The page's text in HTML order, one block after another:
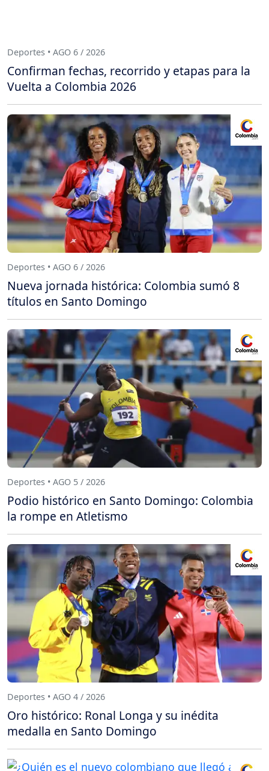
Deportes • AGO 6 / 2026
Confirman fechas, recorrido y etapas para la
Vuelta a Colombia 2026
Deportes • AGO 6 / 2026
Nueva jornada histórica: Colombia sumó 8
títulos en Santo Domingo
Deportes • AGO 5 / 2026
Podio histórico en Santo Domingo: Colombia
la rompe en Atletismo
Deportes • AGO 4 / 2026
Oro histórico: Ronal Longa y su inédita
medalla en Santo Domingo